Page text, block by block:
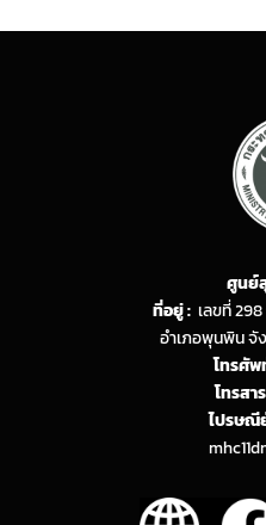
ศูนย์
ที่อยู่ : เลขที่
อำเภอพุนพิน จั
โทรศัพ
โทรสา
ไปรษณี